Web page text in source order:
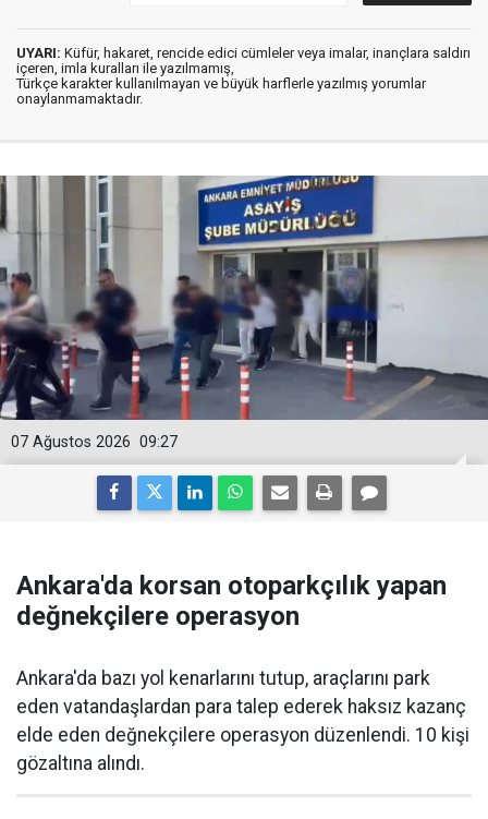
UYARI: Küfür, hakaret, rencide edici cümleler veya imalar, inançlara saldırı
içeren, imla kuralları ile yazılmamış,
Türkçe karakter kullanılmayan ve büyük harflerle yazılmış yorumlar
onaylanmamaktadır.
09:27
07 Ağustos 2026
Ankara'da korsan otoparkçılık yapan
değnekçilere operasyon
Ankara'da bazı yol kenarlarını tutup, araçlarını park
eden vatandaşlardan para talep ederek haksız kazanç
elde eden değnekçilere operasyon düzenlendi. 10 kişi
gözaltına alındı.